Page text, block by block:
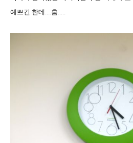
예쁘긴 한데....흠.....